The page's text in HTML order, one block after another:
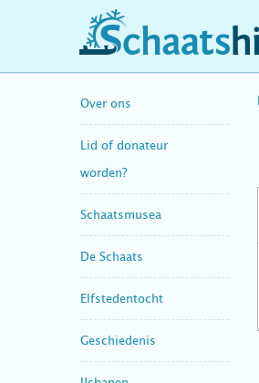
schaatshistorie.nl
Over ons
Lid of donateur
worden?
Schaatsmusea
De Schaats
Elfstedentocht
Geschiedenis